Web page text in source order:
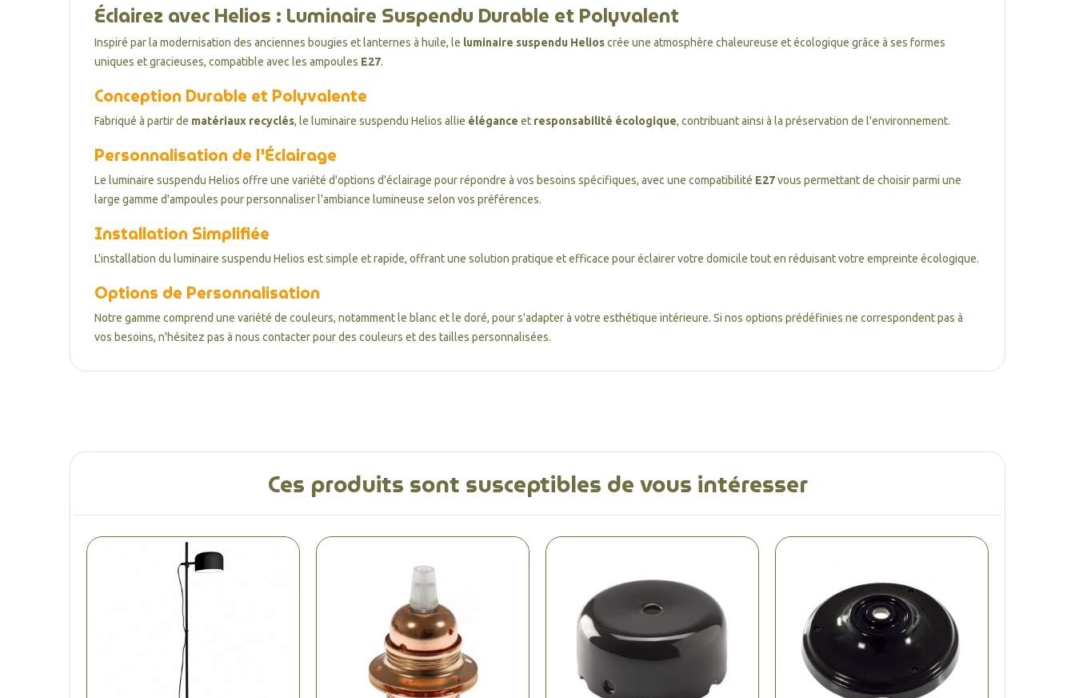
Éclairez avec Helios : Luminaire Suspendu Durable et Polyvalent
Inspiré par la modernisation des anciennes bougies et lanternes à huile, le luminaire suspendu Helioscrée une atmosphère chaleureuse et écologique grâce à ses formes
uniques et gracieuses, compatible avec les ampoules E27.
Conception Durable et Polyvalente
Fabriqué à partir de matériaux recyclés, le luminaire suspendu Helios allie élégance et responsabilité écologique, contribuant ainsi à la préservation de l'environnement.
Personnalisation de l'Éclairage
Le luminaire suspendu Helios offre une variété d'options d'éclairage pour répondre à vos besoins spécifiques, avec une compatibilité E27vous permettant de choisir parmi une
large gamme d'ampoules pour personnaliser l'ambiance lumineuse selon vos préférences.
Installation Simplifiée
L'installation du luminaire suspendu Helios est simple et rapide, offrant une solution pratique et efficace pour éclairer votre domicile tout en réduisant votre empreinte écologique.
Options de Personnalisation
Notre gamme comprend une variété de couleurs, notamment le blanc et le doré, pour s'adapter à votre esthétique intérieure. Si nos options prédéfinies ne correspondent pas à
vos besoins, n'hésitez pas à nous contacter pour des couleurs et des tailles personnalisées.
Ces produits sont susceptibles de vous intéresser